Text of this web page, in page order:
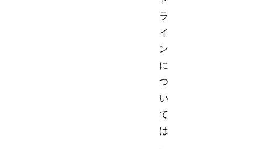
ラ
イ
ン
に
つ
い
て
は